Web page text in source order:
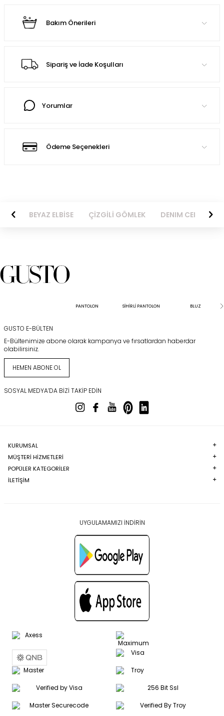
Bakım Önerileri
Sipariş ve İade Koşulları
Yorumlar
Ödeme Seçenekleri
BEYAZ ELBİSE ÇİZGİLİ GÖMLEK DENIM CEKET
PANTOLON SİHİRLİ PANTOLON BLUZ
GUSTO E-BÜLTEN
E-Bültenimize abone olarak kampanya ve fırsatlardan haberdar
olabilirsiniz.
HEMEN ABONE OL
SOSYAL MEDYA’DA BIZI TAKIP EDIN
KURUMSAL
MÜŞTERI HIZMETLERI
POPÜLER KATEGORILER
İLETİŞİM
UYGULAMAMIZI İNDİRİN